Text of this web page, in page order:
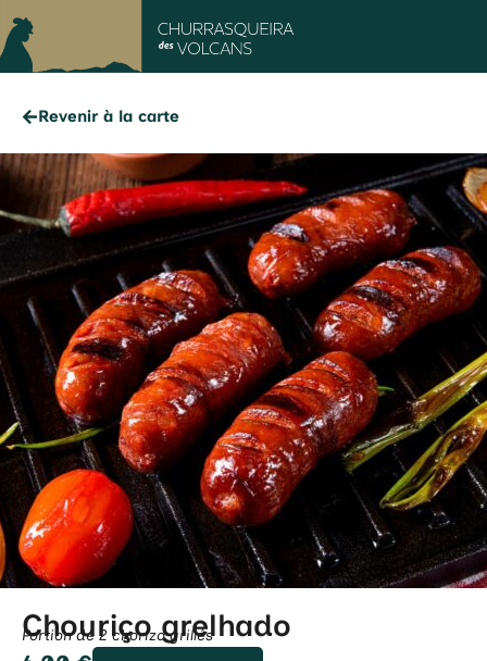
Revenir à la carte
Chouriço grelhado
Portion de 2 chorizo grillés